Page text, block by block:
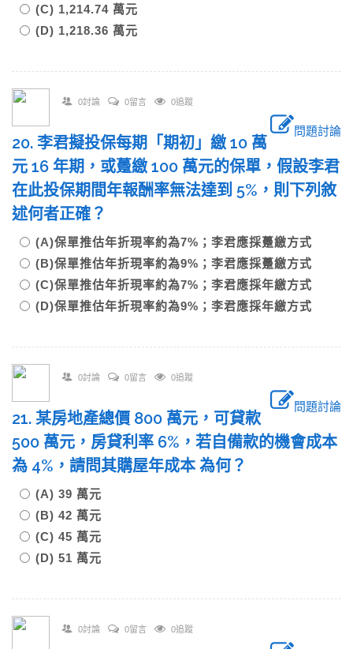
(C) 1,214.74 萬元
(D) 1,218.36 萬元
0討論 0留言 0追蹤
問題討論
20. 李君擬投保每期「期初」繳 10 萬
元 16 年期，或躉繳 100 萬元的保單，假設李君
在此投保期間年報酬率無法達到 5%，則下列敘
述何者正確？
(A)保單推估年折現率約為7%；李君應採躉繳方式
(B)保單推估年折現率約為9%；李君應採躉繳方式
(C)保單推估年折現率約為7%；李君應採年繳方式
(D)保單推估年折現率約為9%；李君應採年繳方式
0討論 0留言 0追蹤
問題討論
21. 某房地產總價 800 萬元，可貸款
500 萬元，房貸利率 6%，若自備款的機會成本
為 4%，請問其購屋年成本 為何？
(A) 39 萬元
(B) 42 萬元
(C) 45 萬元
(D) 51 萬元
0討論 0留言 0追蹤